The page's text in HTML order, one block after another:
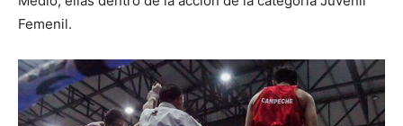
Femenil.